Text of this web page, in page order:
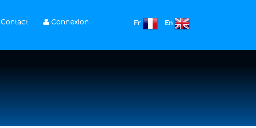
Contact Connexion Fr En